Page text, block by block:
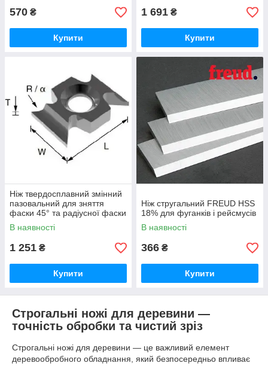
570 ₴
Купити
1 691 ₴
Купити
Ніж твердосплавний змінний
пазовальний для зняття
фаски 45° та радіусної фаски
CERATIZIT CTK GR
В наявності
1 251 ₴
Купити
Ніж стругальний FREUD HSS
18% для фуганків і рейсмусів
В наявності
366 ₴
Купити
Строгальні ножі для деревини —
точність обробки та чистий зріз
Строгальні ножі для деревини — це важливий елемент
деревообробного обладнання, який безпосередньо впливає